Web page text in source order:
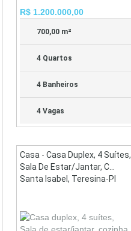
R$ 1.200.000,00
700,00 m²
4 Quartos
4 Banheiros
4 Vagas
Casa - Casa Duplex, 4 Suítes,
Sala De Estar/jantar, C...
Santa Isabel, Teresina-PI